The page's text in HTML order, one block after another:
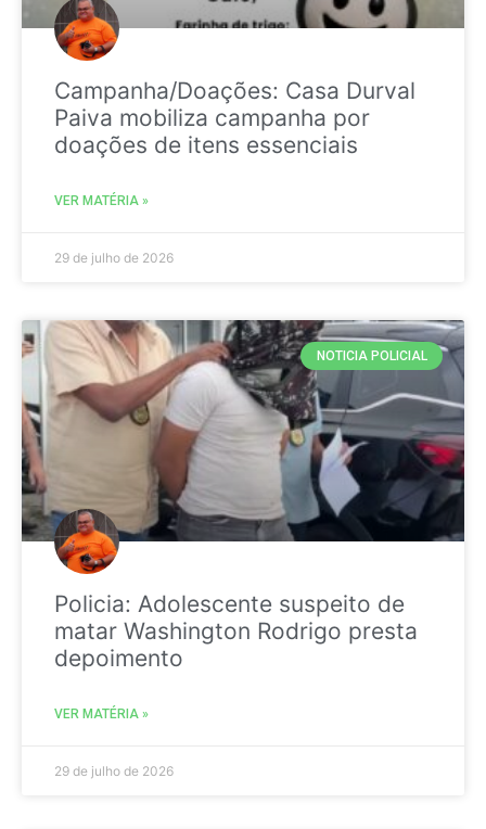
Campanha/Doações: Casa Durval
Paiva mobiliza campanha por
doações de itens essenciais
VER MATÉRIA »
29 de julho de 2026
NOTICIA POLICIAL
Policia: Adolescente suspeito de
matar Washington Rodrigo presta
depoimento
VER MATÉRIA »
29 de julho de 2026